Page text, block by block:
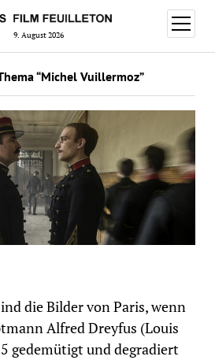
9. August 2026
Menü
öffnen
“Michel Vuillermoz”
die Bilder von Paris, wenn
Alfred Dreyfus (Louis
gedemütigt und degradiert